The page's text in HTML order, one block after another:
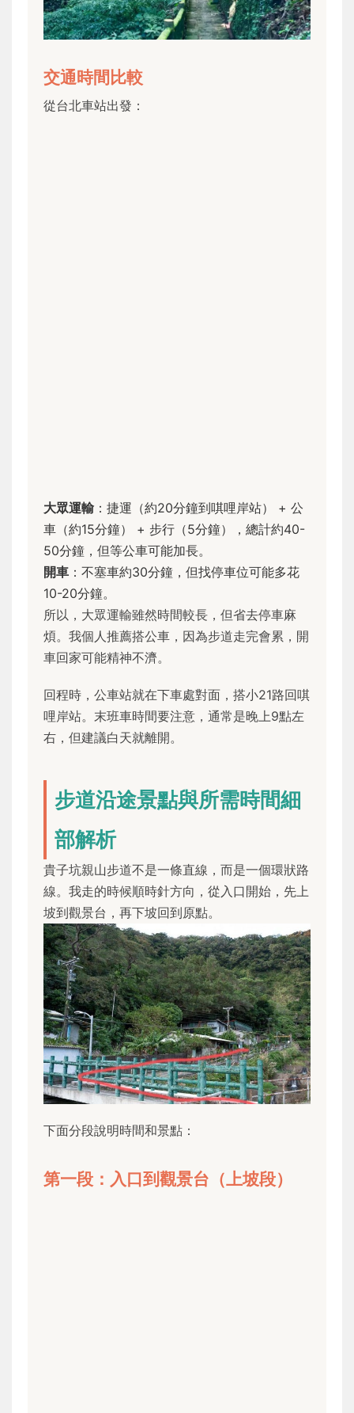
交通時間比較
從台北車站出發：
大眾運輸 ：捷運（約20分鐘到唭哩岸站） + 公
車（約15分鐘） + 步行（5分鐘），總計約40-
50分鐘，但等公車可能加長。
開車 ：不塞車約30分鐘，但找停車位可能多花
10-20分鐘。
所以，大眾運輸雖然時間較長，但省去停車麻
煩。我個人推薦搭公車，因為步道走完會累，開
車回家可能精神不濟。
回程時，公車站就在下車處對面，搭小21路回唭
哩岸站。末班車時間要注意，通常是晚上9點左
右，但建議白天就離開。
步道沿途景點與所需時間細
部解析
貴子坑親山步道不是一條直線，而是一個環狀路
線。我走的時候順時針方向，從入口開始，先上
坡到觀景台，再下坡回到原點。
下面分段說明時間和景點：
第一段：入口到觀景台（上坡段）